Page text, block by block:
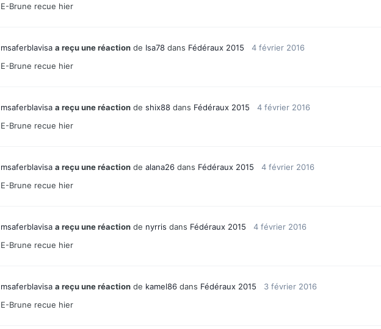
E-Brune recue hier
msaferblavisa a reçu une réaction de Isa78 dans Fédéraux 2015
4 février 2016
E-Brune recue hier
msaferblavisa a reçu une réaction de shix88 dans Fédéraux 2015
4 février 2016
E-Brune recue hier
msaferblavisa a reçu une réaction de alana26 dans Fédéraux 2015
4 février 2016
E-Brune recue hier
msaferblavisa a reçu une réaction de nyrris dans Fédéraux 2015
4 février 2016
E-Brune recue hier
msaferblavisa a reçu une réaction de kamel86 dans Fédéraux 2015
3 février 2016
E-Brune recue hier